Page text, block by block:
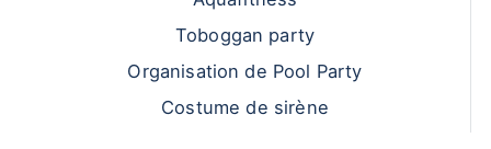
Toboggan party
Organisation de Pool Party
Costume de sirène